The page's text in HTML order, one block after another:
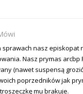
sprawach nasz episkopat
Nasz prymas arcbp
(nawet suspensą
poprzedników jak
mu brakuje.